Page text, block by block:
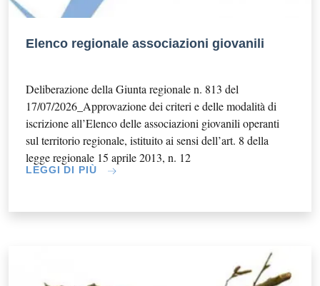
Elenco regionale associazioni giovanili
Deliberazione della Giunta regionale n. 813 del
17/07/2026_Approvazione dei criteri e delle modalità di
iscrizione all’Elenco delle associazioni giovanili operanti
sul territorio regionale, istituito ai sensi dell’art. 8 della
legge regionale 15 aprile 2013, n. 12
LEGGI DI PIÙ